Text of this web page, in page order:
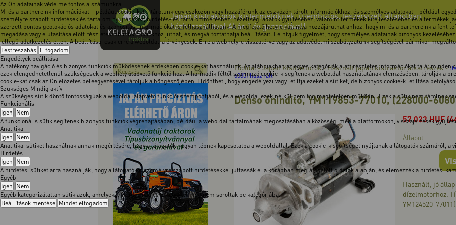
Az Ön adatainak védelme fontos a számunkra
Mi és a partnereink információkat – például cookie-kat – tárolunk egy eszközön vagy hozzáférünk az eszközön tárolt információkhoz, és személyes adatokat – például
személyre szabott hirdetések és tartalom nyújtásához, hirdetés- és tartalomméréshez, nézettségi adatok gyűjtéséhez, valamint termékek kifejlesztéséhez és a termékek
szerzett pontos geolokációs adatokat és azonosítási információkat is felhasználhatunk. A megfelelő helyre kattintva hozzájárulhat ahhoz, hogy mi és a partnereink a fent
megadása vagy elutasítása előtt részletesebb információkhoz juthat, és megváltoztathatja beállításait. Felhívjuk figyelmét, hogy személyes adatainak bizonyos
jellegű adatkezelés ellen. A beállításai csak erre a weboldalra érvényesek. Erre a webhelyre visszatérve vagy az adatvédelmi szabályzatunk segítségével bármikor
Testreszabás Elfogadom
Engedélyek beállítása
A hatékony navigáció és bizonyos funkciók működésének érdekében cookie-kat használunk. Az alábbiakban az egyes kategóriák alatt részletes információkat talál
ezek elengedhetetlenül szükségesek a webhely alapvető funkcióihoz. A harmadik féltől származó cookie-k segítenek a weboldal használatának elemzésében, tárolják a
cookie-kat csak az Ön előzetes beleegyezésével tároljuk a böngészőjében. Eldöntheti, hogy engedélyezi vagy letiltja ezeket a sütiket, de bizonyos cookie-k letiltása
Szükséges Mindig aktív
A szükséges sütik döntő fontosságúak a weboldal alapvető funkciói szempontjából, és a weboldal ezek nélkül nem fog megfelelően működni. Ezek a sütik nem tárolnak
Funkcionális
Igen Nem
A funkcionális sütik segítenek bizonyos funkciók végrehajtásában, például a weboldal tartalmának megosztásában a közösségi média platformokon, visszajelzések
Analitika
Igen Nem
Analitikai sütiket használnak annak megértésére, hogy a látogatók hogyan lépnek kapcsolatba a weboldallal. Ezek a cookie-k segítséget nyújtanak a látogatók számáról,
Hirdetés
Igen Nem
A hirdetési sütiket arra használják, hogy a látogatókat személyre szabott hirdetésekkel juttassák el a korábban meglátogatott oldalak alapján, és elemezzék a hirdetési
Egyéb
Igen Nem
Egyéb kategorizálatlan sütik azok, amelyeket elemeznek, és amelyeket még nem soroltak be kategóriába.
Beállítások mentése Mindet elfogadom
Japán kistraktorok kistermelőknek, üzembiztos, leszervizelt állapotban
házhozszállítva! Akár 1 év garanciával!
Főoldal-Japán Kistraktorok-Használt japán kistraktor alkatrészek-
6080) használt
Denso önindító, YM119853-77010, (228000-
57 023HUF
Állapot:
Használt, jó
dízelmotorhoz.
YM124520-